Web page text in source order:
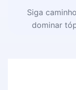
Siga
dominar